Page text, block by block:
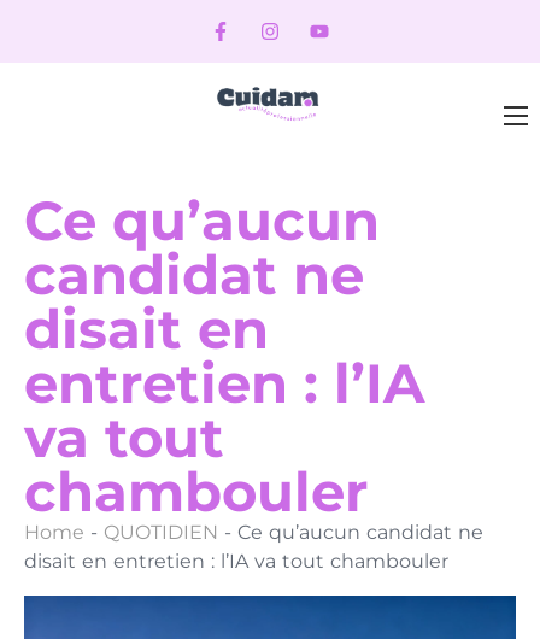
Ce qu’aucun
candidat ne
disait en
entretien : l’IA
va tout
chambouler
Home - QUOTIDIEN - Ce qu’aucun candidat ne
disait en entretien : l’IA va tout chambouler